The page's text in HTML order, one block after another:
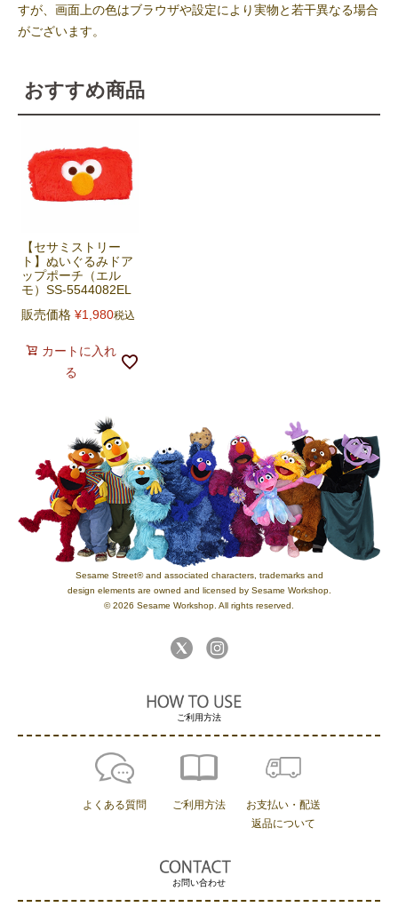
すが、画面上の色はブラウザや設定により実物と若干異なる場合
がございます。
おすすめ商品
【セサミストリー
ト】ぬいぐるみドア
ップポーチ（エル
モ）SS-5544082EL
販売価格 ¥1,980税込
カートに入れ
る
Sesame Street® and associated characters, trademarks and
design elements are owned and licensed by Sesame Workshop.
© 2026 Sesame Workshop. All rights reserved.
お問い合わせ
ご利用方法
よくある質問 ご利用方法
お支払い・配送
返品について